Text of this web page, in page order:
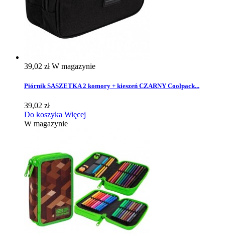
39,02 złW magazynie
Piórnik SASZETKA 2 komory + kieszeń CZARNY Coolpack...
39,02 zł
Do koszyka Więcej
W magazynie